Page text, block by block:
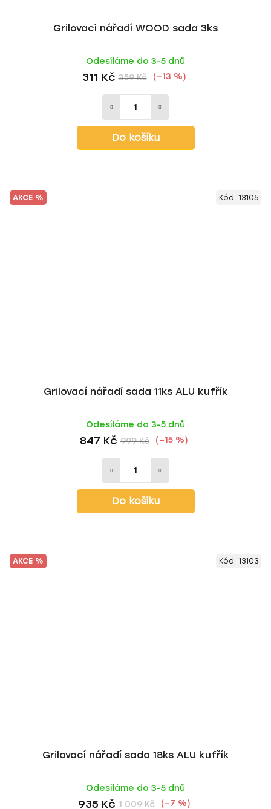
Grilovací nářadí WOOD sada 3ks
Odesíláme do 3-5 dnů
311 Kč 359 Kč (–13 %)
Do košíku
AKCE %
Grilovací nářadí sada 11ks ALU kufřík
Odesíláme do 3-5 dnů
847 Kč 999 Kč (–15 %)
Do košíku
Kód: 13105
AKCE %
Grilovací nářadí sada 18ks ALU kufřík
Odesíláme do 3-5 dnů
935 Kč 1 009 Kč (–7 %)
Kód: 13103